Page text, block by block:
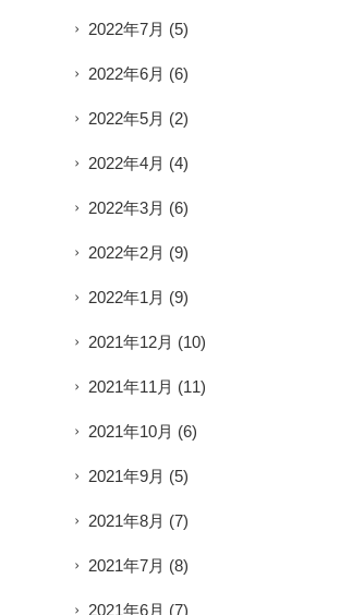
2022年7月 (5)
2022年6月 (6)
2022年5月 (2)
2022年4月 (4)
2022年3月 (6)
2022年2月 (9)
2022年1月 (9)
2021年12月 (10)
2021年11月 (11)
2021年10月 (6)
2021年9月 (5)
2021年8月 (7)
2021年7月 (8)
2021年6月 (7)